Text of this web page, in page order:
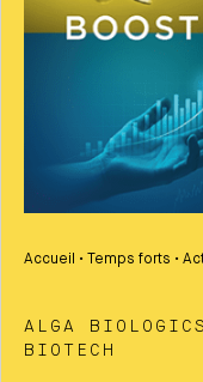
Accueil • Temps forts •
ALGA
BIOTECH